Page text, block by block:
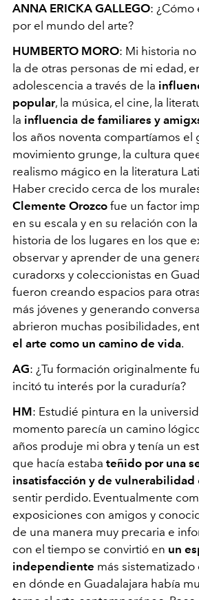
ANNA ERICKA GALLEGO: ¿Cómo
por el mundo del arte?
HUMBERTO MORO: Mi historia
la de otras personas de mi edad,
adolescencia a través de la
popular, la música, el cine, la
la influencia de familiares y
los años noventa compartíamos el
movimiento grunge, la cultura
realismo mágico en la literatura
Haber crecido cerca de los
Clemente Orozco fue un factor
en su escala y en su relación con
historia de los lugares en los que
observar y aprender de una
curadorxs y coleccionistas en
fueron creando espacios para
más jóvenes y generando
abrieron muchas posibilidades,
el arte como un camino de vida.
AG: ¿Tu formación originalmente
incitó tu interés por la curaduría?
HM: Estudié pintura en la
momento parecía un camino
años produje mi obra y tenía un
que hacía estaba teñido por una
insatisfacción y de vulnerabilidad
sentir perdido. Eventualmente
exposiciones con amigos y
de una manera muy precaria e
con el tiempo se convirtió en un
independiente más
en dónde en Guadalajara había